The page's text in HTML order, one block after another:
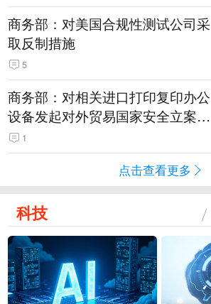
商务部：对美国合规性测试公司采
取反制措施
5
商务部：对相关进口打印复印办公
设备发起对外贸易国家安全立案调
查 1
点击查看更多
科技